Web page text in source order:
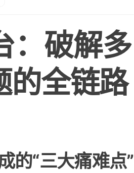
：破解多
的全链路
的“三大痛难点”